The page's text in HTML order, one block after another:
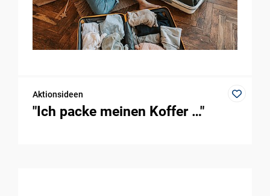
Aktionsideen
"Ich packe meinen Koffer …"